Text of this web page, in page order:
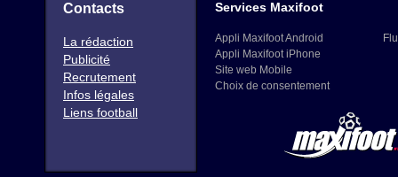
Contacts
La rédaction
Publicité
Recrutement
Infos légales
Liens football
Services Maxifoot
Appli Maxifoot Android
Appli Maxifoot iPhone
Site web Mobile
Choix de consentement